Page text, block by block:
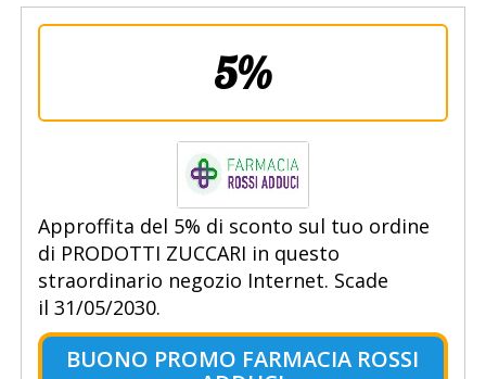
5%
Approffita del 5% di sconto sul tuo ordine
di PRODOTTI ZUCCARI in questo
straordinario negozio Internet. Scade
il 31/05/2030.
BUONO PROMO FARMACIA ROSSI